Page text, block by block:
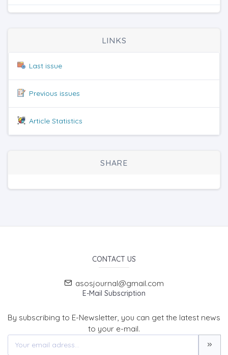
LINKS
Last issue
Previous issues
Article Statistics
SHARE
CONTACT US
asosjournal@gmail.com
E-Mail Subscription
By subscribing to E-Newsletter, you can get the latest news
to your e-mail.